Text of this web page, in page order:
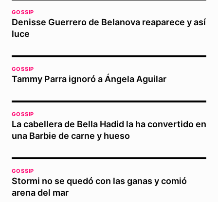
GOSSIP
Denisse Guerrero de Belanova reaparece y así
luce
GOSSIP
Tammy Parra ignoró a Ángela Aguilar
GOSSIP
La cabellera de Bella Hadid la ha convertido en
una Barbie de carne y hueso
GOSSIP
Stormi no se quedó con las ganas y comió
arena del mar